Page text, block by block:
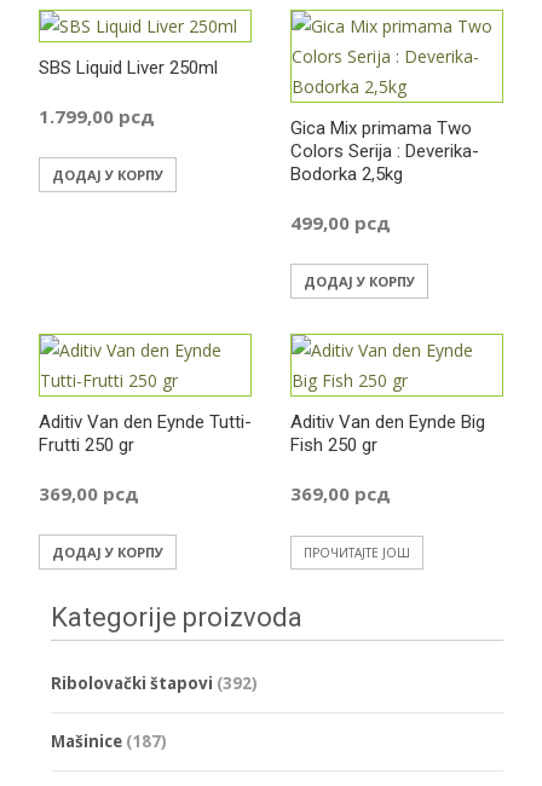
SBS Liquid Liver 250ml
1.799,00 рсд
ДОДАЈ У КОРПУ
Gica Mix primama Two
Colors Serija : Deverika-
Bodorka 2,5kg
499,00 рсд
ДОДАЈ У КОРПУ
Aditiv Van den Eynde Tutti-
Frutti 250 gr
369,00 рсд
ДОДАЈ У КОРПУ
Aditiv Van den Eynde Big
Fish 250 gr
369,00 рсд
ПРОЧИТАЈТЕ ЈОШ
Kategorije proizvoda
Ribolovački štapovi (392)
Mašinice (187)